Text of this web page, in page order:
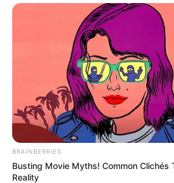
BRAINBERRIES
Busting Movie Myths! Common Clichés
Reality